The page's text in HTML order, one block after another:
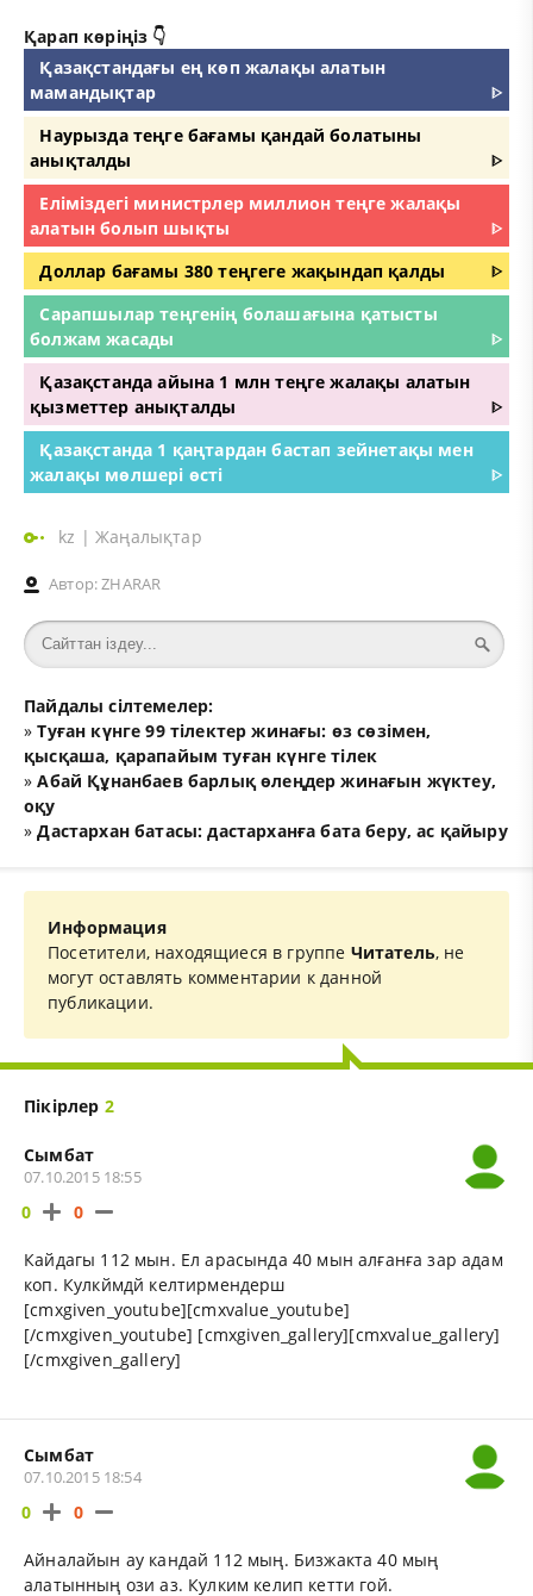
Қарап көріңіз 👇
Қазақстандағы ең көп жалақы алатын
мамандықтар
ᐈ
Наурызда теңге бағамы қандай болатыны
анықталды
ᐈ
Еліміздегі министрлер миллион теңге жалақы
алатын болып шықты
ᐈ
Доллар бағамы 380 теңгеге жақындап қалды
ᐈ
Сарапшылар теңгенің болашағына қатысты
болжам жасады
ᐈ
Қазақстанда айына 1 млн теңге жалақы алатын
қызметтер анықталды
ᐈ
Қазақстанда 1 қаңтардан бастап зейнетақы мен
жалақы мөлшері өсті
ᐈ
kz |Жаңалықтар
Автор:ZHARAR
Пайдалы сілтемелер:
»Туған күнге 99 тілектер жинағы: өз сөзімен,
қысқаша, қарапайым туған күнге тілек
»Абай Құнанбаев барлық өлеңдер жинағын жүктеу,
оқу
»Дастархан батасы: дастарханға бата беру, ас қайыру
Информация
Посетители, находящиеся в группе Читатель, не
могут оставлять комментарии к данной
публикации.
Пікірлер 2
Сымбат
07.10.2015 18:55
0 0
Кайдагы 112 мын. Ел арасында 40 мын алғанға зар адам
коп. Кулкймдй келтирмендерш
[cmxgiven_youtube][cmxvalue_youtube]
[/cmxgiven_youtube] [cmxgiven_gallery][cmxvalue_gallery]
[/cmxgiven_gallery]
Сымбат
07.10.2015 18:54
0 0
Айналайын ау кандай 112 мың. Бизжакта 40 мың
алатынның ози аз. Кулким келип кетти гой.